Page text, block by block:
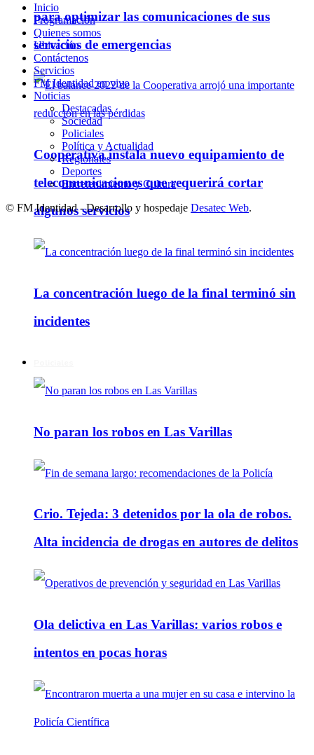
para optimizar las comunicaciones de sus
servicios de emergencias
Cooperativa instala nuevo equipamiento de
telecomunicaciones que requerirá cortar
algunos servicios
La concentración luego de la final terminó sin
incidentes
No paran los robos en Las Varillas
Crio. Tejeda: 3 detenidos por la ola de robos.
Alta incidencia de drogas en autores de delitos
Ola delictiva en Las Varillas: varios robos e
intentos en pocas horas
Inicio
Programación
Quienes somos
Ubicación
Contáctenos
Servicios
FM Identidad en vivo
Noticias
Destacadas
Sociedad
Policiales
Política y Actualidad
Regionales
Deportes
Entretenimiento y Cultura
© FM Identidad - Desarrollo y hospedaje Desatec Web.